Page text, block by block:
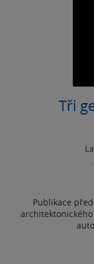
Publikace